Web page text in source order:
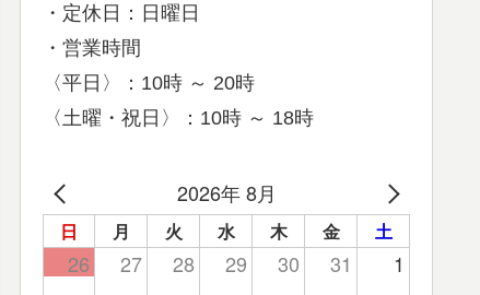
・定休日：日曜日
・営業時間
〈平日〉：10時 ～ 20時
〈土曜・祝日〉：10時 ～ 18時
2026年 8月
日 月 火 水 木 金 土
26 27 28 29 30 31 1